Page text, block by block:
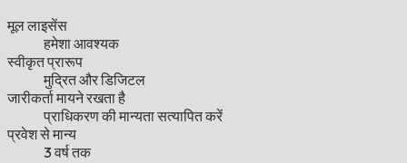
मूल लाइसेंस
हमेशा आवश्यक
स्वीकृत प्रारूप
मुद्रित और डिजिटल
जारीकर्ता मायने रखता है
प्राधिकरण की मान्यता सत्यापित करें
प्रवेश से मान्य
3 वर्ष तक